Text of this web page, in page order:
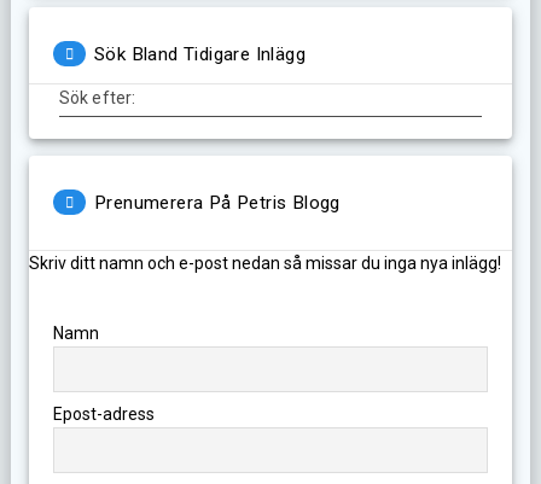
Sök Bland Tidigare Inlägg
Sök efter:
Prenumerera På Petris Blogg
Skriv ditt namn och e-post nedan så missar du inga nya inlägg!
Namn
Epost-adress